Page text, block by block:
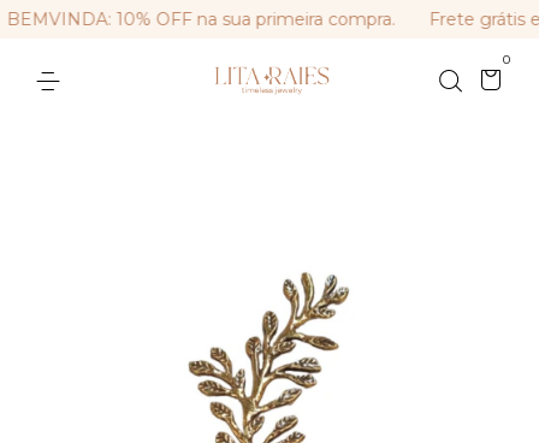
10% OFF na sua primeira compra. Frete grátis
0